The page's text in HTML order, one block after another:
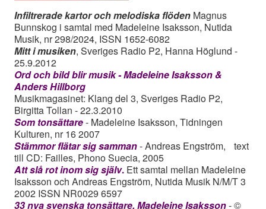
Infiltrerade kartor och melodiska flöden Magnus
Bunnskog i samtal med Madeleine Isaksson, Nutida
Musik, nr 298/2024, ISSN 1652-6082
Mitt i musiken, Sveriges Radio P2, Hanna Höglund -
25.9.2012
Ord och bild blir musik - Madeleine Isaksson &
Anders Hillborg
Musikmagasinet: Klang del 3, Sveriges Radio P2,
Birgitta Tollan - 22.3.2010
Som tonsättare- Madeleine Isaksson, Tidningen
Kulturen, nr 16 2007
Stämmor flätar sig samman- Andreas Engström, text
till CD: Failles, Phono Suecia, 2005
Att slå rot inom sig själv. Ett samtal mellan Madeleine
Isaksson och Andreas Engström, Nutida Musik N/M/T 3
2002 ISSN NR0029 6597
33 nya svenska tonsättare, Madeleine Isaksson- ©